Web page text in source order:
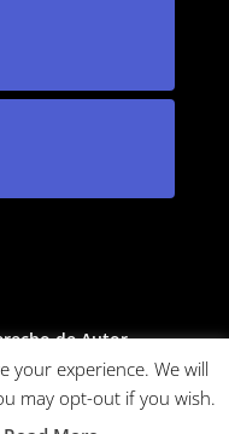
de Autor
your experience. We will
may opt-out if you wish.